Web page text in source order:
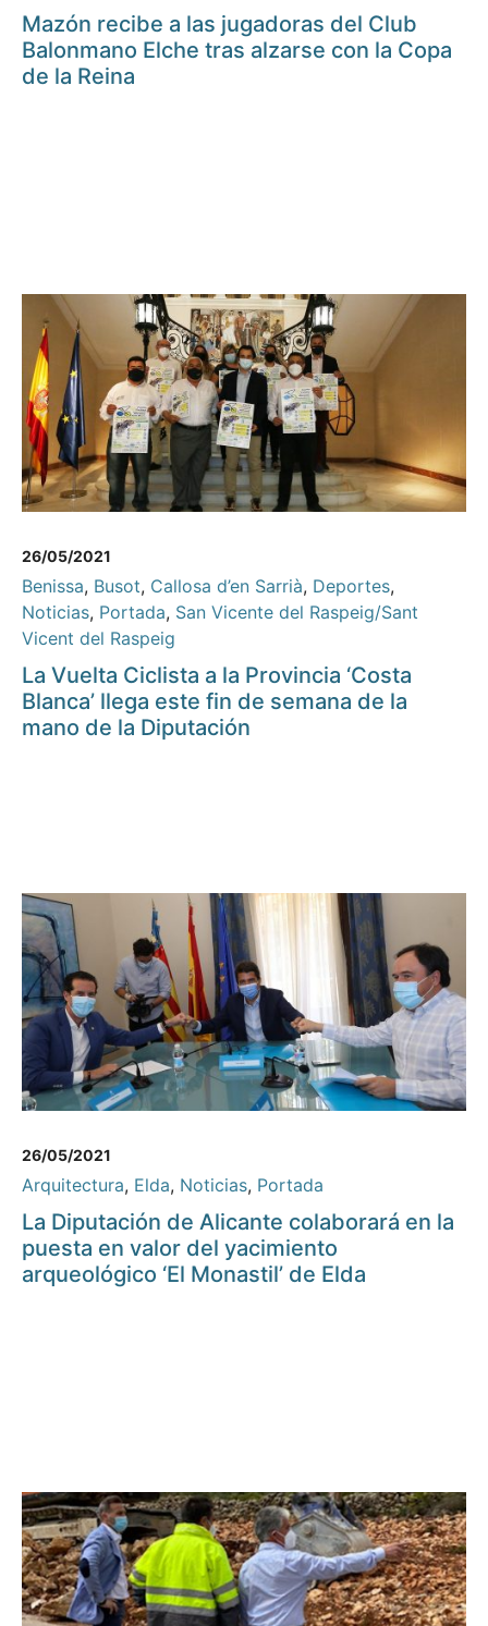
Mazón recibe a las jugadoras del Club
Balonmano Elche tras alzarse con la Copa
de la Reina
26/05/2021
Benissa, Busot, Callosa d’en Sarrià, Deportes,
Noticias, Portada, San Vicente del Raspeig/Sant
Vicent del Raspeig
La Vuelta Ciclista a la Provincia ‘Costa
Blanca’ llega este fin de semana de la
mano de la Diputación
26/05/2021
Arquitectura, Elda, Noticias, Portada
La Diputación de Alicante colaborará en la
puesta en valor del yacimiento
arqueológico ‘El Monastil’ de Elda